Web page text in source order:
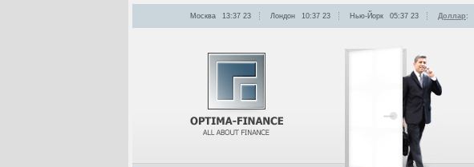
Москва 13:37 23 Лондон 10:37 23 Нью-Йорк 05:37 23 Доллар: